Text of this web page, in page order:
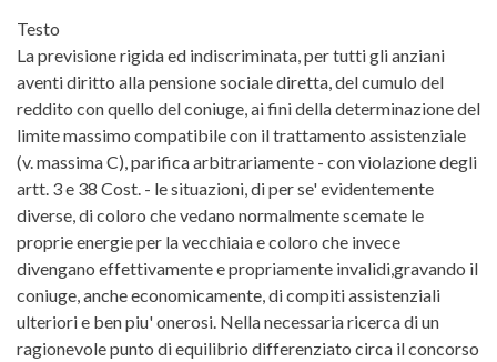
Testo
La previsione rigida ed indiscriminata, per tutti gli anziani
aventi diritto alla pensione sociale diretta, del cumulo del
reddito con quello del coniuge, ai fini della determinazione del
limite massimo compatibile con il trattamento assistenziale
(v. massima C), parifica arbitrariamente - con violazione degli
artt. 3 e 38 Cost. - le situazioni, di per se' evidentemente
diverse, di coloro che vedano normalmente scemate le
proprie energie per la vecchiaia e coloro che invece
divengano effettivamente e propriamente invalidi,gravando il
coniuge, anche economicamente, di compiti assistenziali
ulteriori e ben piu' onerosi. Nella necessaria ricerca di un
ragionevole punto di equilibrio differenziato circa il concorso